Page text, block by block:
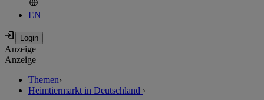
EN
Anzeige
Anzeige
Themen›
Heimtiermarkt in Deutschland ›